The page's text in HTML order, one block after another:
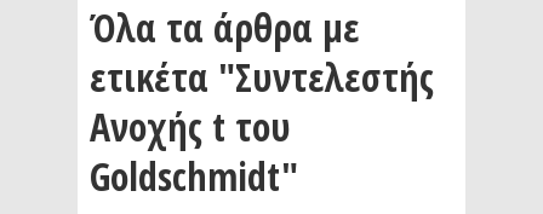
Όλα τα άρθρα με
ετικέτα "Συντελεστής
Ανοχής t του
Goldschmidt"